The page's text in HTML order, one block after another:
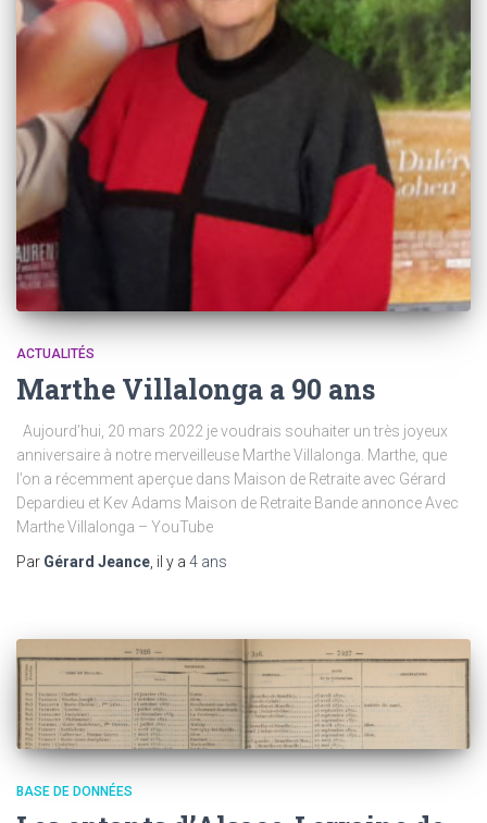
ACTUALITÉS
Marthe Villalonga a 90 ans
​ Aujourd’hui, 20 mars 2022 je voudrais souhaiter un très joyeux
anniversaire à notre merveilleuse Marthe Villalonga. Marthe, que
l’on a récemment aperçue dans Maison de Retraite avec Gérard
Depardieu et Kev Adams Maison de Retraite Bande annonce Avec
Marthe Villalonga – YouTube ​
Par Gérard Jeance , il y a 4 ans
BASE DE DONNÉES